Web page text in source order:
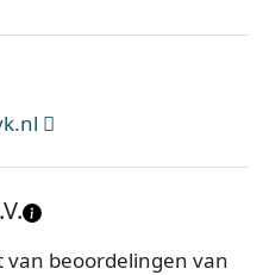
beoordelingen van